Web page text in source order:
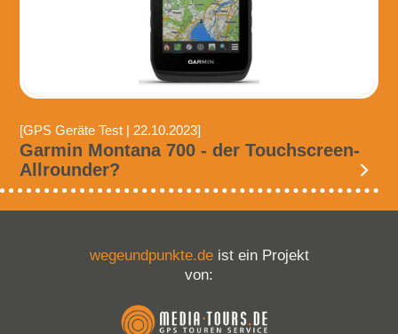
[GPS Geräte Test | 22.10.2023]
Garmin Montana 700 - der Touchscreen-
Allrounder?
wegeundpunkte.deist ein Projekt
von: